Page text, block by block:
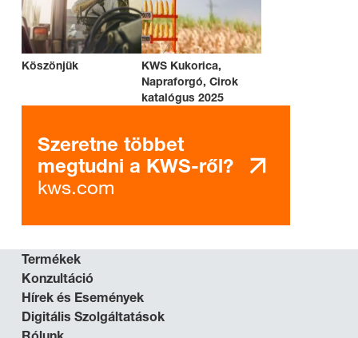
Köszönjük
KWS Kukorica,
Napraforgó, Cirok
katalógus 2025
Szeretne többet
megtudni a KWS-ről?
kws.com
Termékek
Konzultáció
Hírek és Események
Digitális Szolgáltatások